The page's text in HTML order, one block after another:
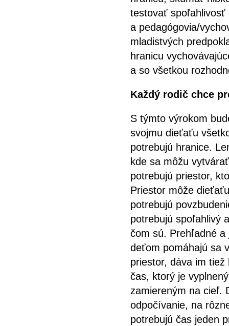
testovať spoľahlivosť
a pedagógovia/
mladistvých
hranicu
a so všetkou
Každý rodič chce
S týmto výrokom
svojmu dieťaťu
potrebujú hranice.
kde sa môžu
potrebujú priestor,
Priestor môže
potrebujú
potrebujú spoľahlivý
čom sú. Prehľadné a
deťom pomáhajú sa
priestor, dáva im
čas, ktorý je
zamiereným na cieľ.
odpočívanie, na
potrebujú čas jeden